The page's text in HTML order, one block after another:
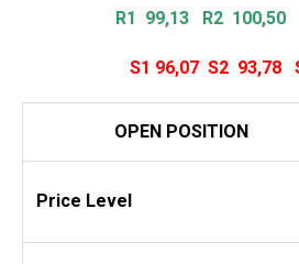
R1 99,13 R2 100,50
S1 96,07S2 93,78
OPEN POSITION
Price Level